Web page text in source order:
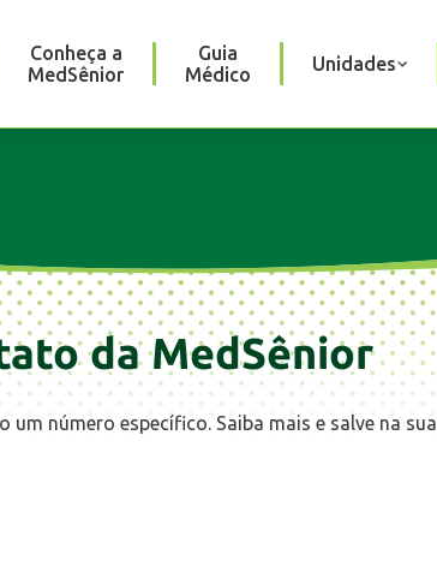
Conheça a
MedSênior
Guia
Médico
Unidades
da MedSênior
número específico. Saiba mais e salve na sua